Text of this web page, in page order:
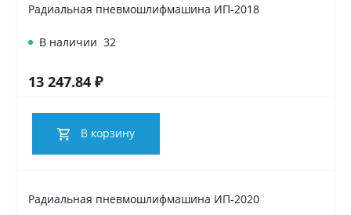
Радиальная пневмошлифмашина ИП-2018
В наличии 32
13 247.84 ₽
В корзину
Радиальная пневмошлифмашина ИП-2020